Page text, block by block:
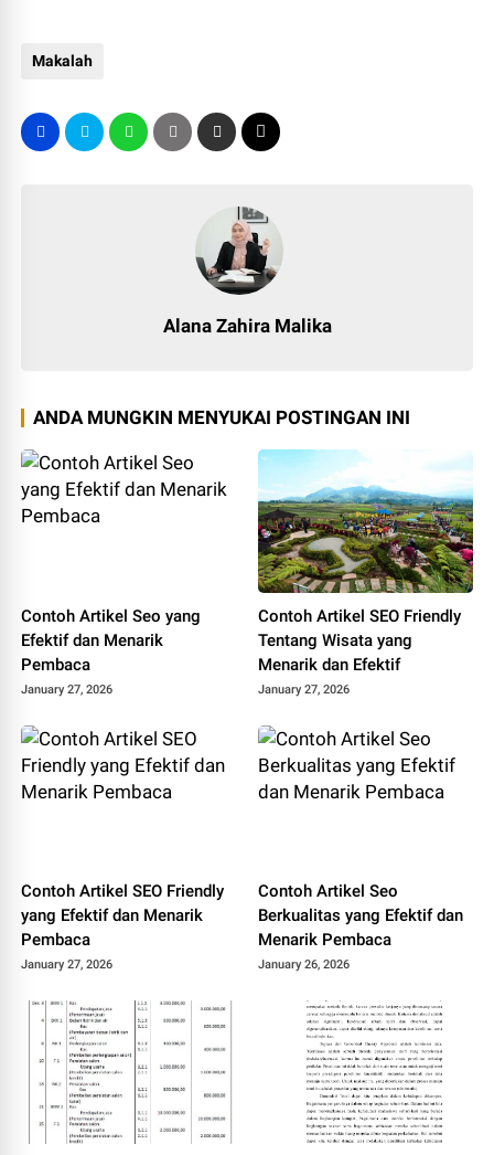
Makalah
Alana Zahira Malika
ANDA MUNGKIN MENYUKAI POSTINGAN INI
Contoh Artikel Seo yang
Efektif dan Menarik
Pembaca
January 27, 2026
Contoh Artikel SEO Friendly
Tentang Wisata yang
Menarik dan Efektif
January 27, 2026
Contoh Artikel SEO Friendly
yang Efektif dan Menarik
Pembaca
January 27, 2026
Contoh Artikel Seo
Berkualitas yang Efektif dan
Menarik Pembaca
January 26, 2026